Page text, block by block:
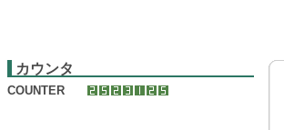
カウンタ
COUNTER